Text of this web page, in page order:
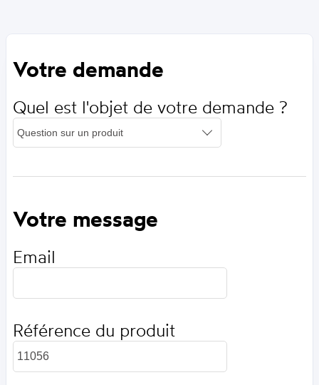
Votre demande
Quel est l'objet de votre demande ?
Votre message
Email
Référence du produit